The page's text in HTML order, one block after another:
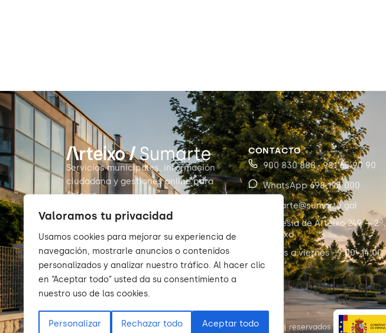
Valoramos tu privacidad
Usamos cookies para mejorar su experiencia de
navegación, mostrarle anuncios o contenidos
personalizados y analizar nuestro tráfico. Al hacer clic
en “Aceptar todo” usted da su consentimiento a
nuestro uso de las cookies.
Personalizar Rechazar todo Aceptar todo
Servicios municipales, información
ciudadana y gestiones online para
Arteixo.
CONTACTO
900 830 888 · 981 65 90 90
WhatsApp 698 193 000
sumarte@sumarte.gal
Travesía de Arteixo 249 — 2º,
Arteixo
Lunes a viernes · 9:00–14:00
© 2026 Sumarte — Concello de Arteixo. Todos los derechos reservados.